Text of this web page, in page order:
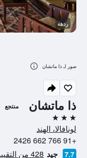
ذا ماتشان منتجع
3 نجوم
لونافالا، الهند
+91 766 662 2426
7.7 جيد 428 من التقييمات تم التحقق منها
ردهة
صور لـ ذا ماتشان